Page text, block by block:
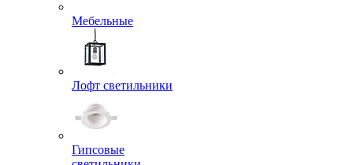
Мебельные
Лофт светильники
Гипсовые